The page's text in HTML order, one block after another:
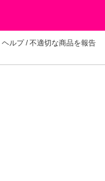
ヘルプ/不適切な商品を報告